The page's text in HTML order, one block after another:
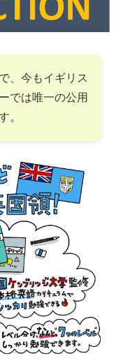
、今もイギリス
では唯一の公用
。